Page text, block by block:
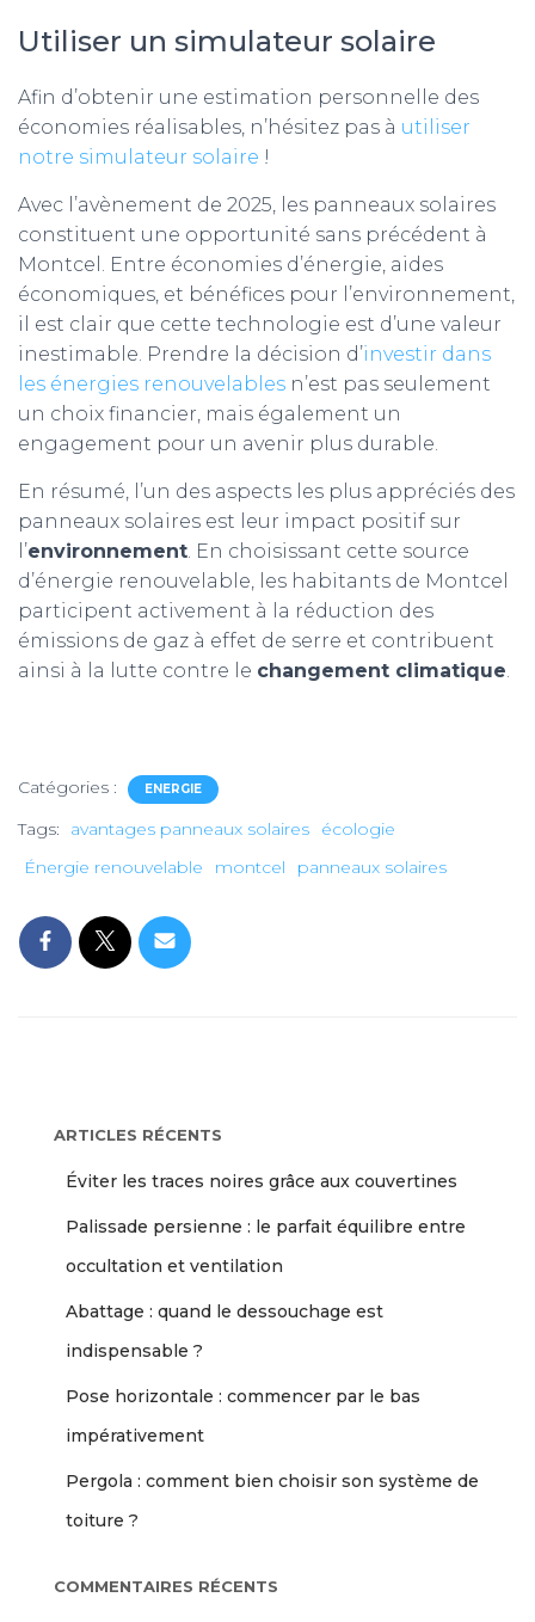
Utiliser un simulateur solaire
Afin d’obtenir une estimation personnelle des
économies réalisables, n’hésitez pas à utiliser
notre simulateur solaire !
Avec l’avènement de 2025, les panneaux solaires
constituent une opportunité sans précédent à
Montcel. Entre économies d’énergie, aides
économiques, et bénéfices pour l’environnement,
il est clair que cette technologie est d’une valeur
inestimable. Prendre la décision d’investir dans
les énergies renouvelables n’est pas seulement
un choix financier, mais également un
engagement pour un avenir plus durable.
En résumé, l’un des aspects les plus appréciés des
panneaux solaires est leur impact positif sur
l’environnement. En choisissant cette source
d’énergie renouvelable, les habitants de Montcel
participent activement à la réduction des
émissions de gaz à effet de serre et contribuent
ainsi à la lutte contre le changement climatique.
Catégories : ENERGIE
Tags: avantages panneaux solaires
écologie
Énergie renouvelable
montcel panneaux solaires
ARTICLES RÉCENTS
Éviter les traces noires grâce aux couvertines
Palissade persienne : le parfait équilibre entre
occultation et ventilation
Abattage : quand le dessouchage est
indispensable ?
Pose horizontale : commencer par le bas
impérativement
Pergola : comment bien choisir son système de
toiture ?
COMMENTAIRES RÉCENTS